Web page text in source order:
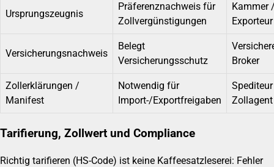
Ursprungszeugnis
Präferenznachweis für
Zollvergünstigungen
Kammer
Exporteur
Versicherungsnachweis
Belegt
Versicherungsschutz
Broker
Zollerklärungen /
Manifest
Notwendig für
Import-/Exportfreigaben
Zollagent
Tarifierung, Zollwert und Compliance
Richtig tarifieren (HS-Code) ist keine Kaffeesatzleserei: Fehler